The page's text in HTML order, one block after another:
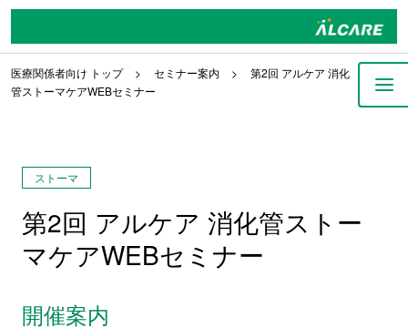
医療関係者向け トップ セミナー案内
第2回 アルケア 消化
管ストーマケアWEBセミナー
ストーマ
第2回 アルケア 消化管ストー
マケアWEBセミナー
開催案内